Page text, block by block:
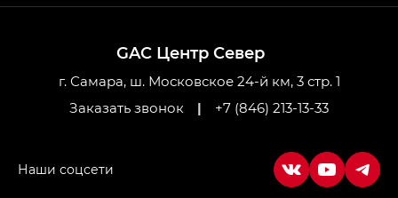
Джи Икс ПРЕМИУМ — GX PREMIUM, ЛАУНЖ —
LOUNGE
Empow — Эмпау (Empow) в комплектации
GAC Центр Север
г. Самара, ш. Московское 24-й км, 3 стр. 1
Заказать звонок
| +7 (846) 213-13-33